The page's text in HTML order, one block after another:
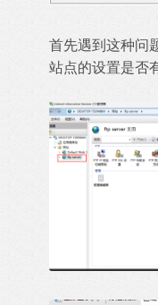
首先遇到这种问
站点的设置是否